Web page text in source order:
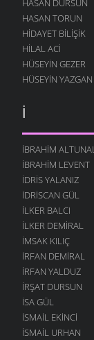
HASAN TORUN
HIDAYET BILIŞIK
HILAL ACI
HÜSEYIN GEZER
HÜSEYIN YAZGAN
İ
İBRAHIM ALTUNAL
İBRAHIM LEVENT
İDRIS YALANIZ
IDRISCAN GÜL
İLKER BALCI
İLKER DEMIRAL
İMSAK KILIÇ
İRFAN DEMIRAL
İRFAN YALDUZ
İRŞAT DURSUN
ISA GÜL
ISMAIL EKINCI
İSMAIL URHAN